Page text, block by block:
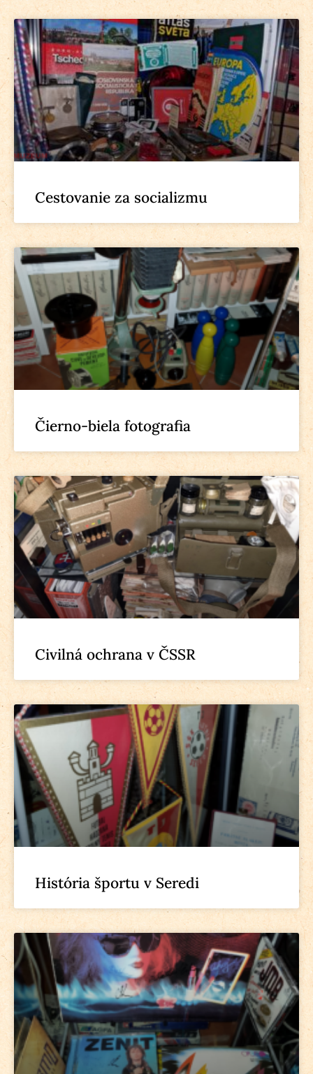
Cestovanie za socializmu
Čierno-biela fotografia
Civilná ochrana v ČSSR
História športu v Seredi